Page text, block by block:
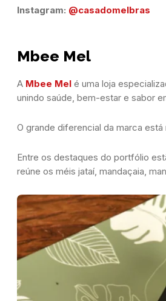
Instagram: @casadomelbras
Mbee Mel
A Mbee Mel é uma loja
unindo saúde, bem-estar e sabor
O grande diferencial da marca
Entre os destaques do portfólio
reúne os méis jataí, mandaçaia,